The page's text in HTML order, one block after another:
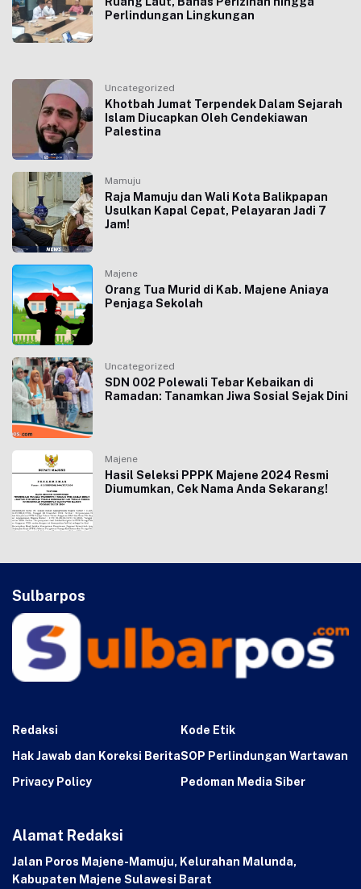
Perlindungan Lingkungan
Uncategorized
Khotbah Jumat Terpendek Dalam Sejarah
Islam Diucapkan Oleh Cendekiawan
Palestina
Mamuju
Raja Mamuju dan Wali Kota Balikpapan
Usulkan Kapal Cepat, Pelayaran Jadi 7
Jam!
Majene
Orang Tua Murid di Kab. Majene Aniaya
Penjaga Sekolah
Uncategorized
SDN 002 Polewali Tebar Kebaikan di
Ramadan: Tanamkan Jiwa Sosial Sejak Dini
Majene
Hasil Seleksi PPPK Majene 2024 Resmi
Diumumkan, Cek Nama Anda Sekarang!
Sulbarpos
Redaksi
Kode Etik
Hak Jawab dan Koreksi BeritaSOP Perlindungan Wartawan
Privacy Policy
Pedoman Media Siber
Alamat Redaksi
Jalan Poros Majene-Mamuju, Kelurahan Malunda,
Kabupaten Majene Sulawesi Barat